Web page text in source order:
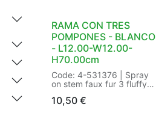
RAMA CON TRES
POMPONES - BLANCO
- L12.00-W12.00-
H70.00cm
Code: 4-531376 | Spray
on stem faux fur 3 fluffy
W12.00-H70.00cm Color:
10,50 €